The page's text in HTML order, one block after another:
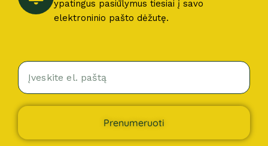
ypatingus pasiūlymus tiesiai į savo
elektroninio pašto dėžutę.
Prenumeruoti